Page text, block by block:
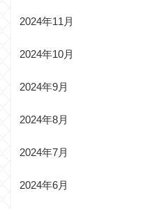
2024年11月
2024年10月
2024年9月
2024年8月
2024年7月
2024年6月